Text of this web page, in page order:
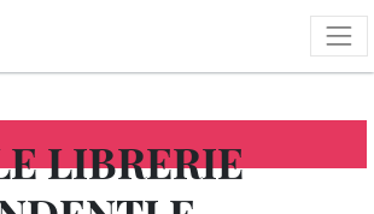
LIBRERIE